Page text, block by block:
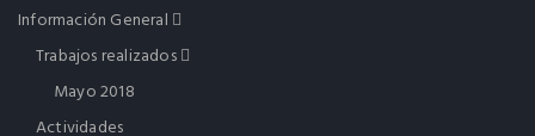
Información General
Trabajos realizados
Mayo 2018
Actividades